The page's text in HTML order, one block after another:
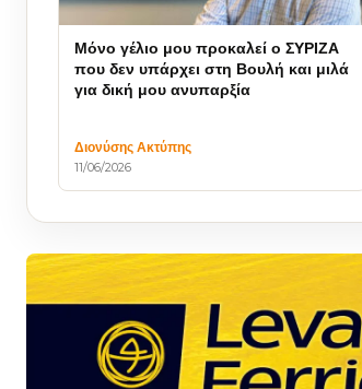
Μόνο γέλιο μου προκαλεί ο ΣΥΡΙΖΑ
που δεν υπάρχει στη Βουλή και μιλά
για δική μου ανυπαρξία
Διονύσης Ακτύπης
11/06/2026